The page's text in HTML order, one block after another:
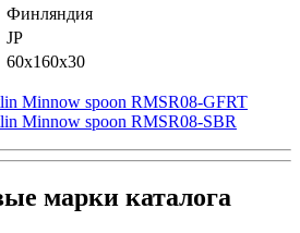
Финляндия
JP
60x160x30
Minnow spoon RMSR08-GFRT
Minnow spoon RMSR08-SBR
марки каталога